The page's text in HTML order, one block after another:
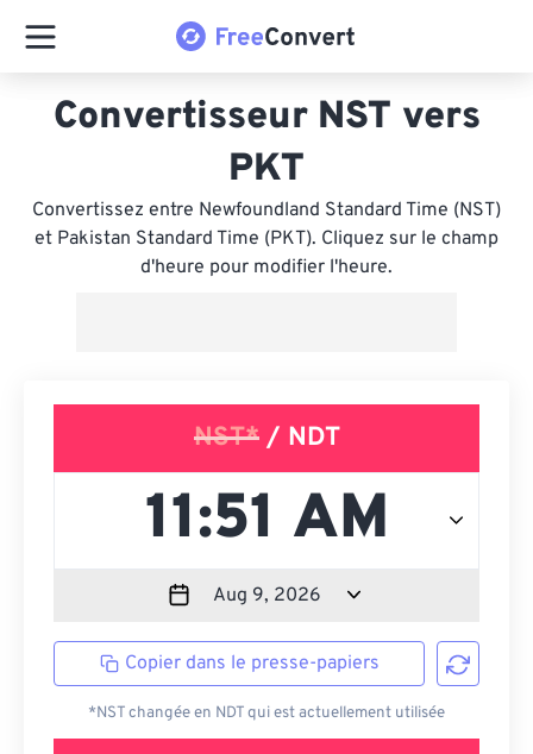
Convertisseur NST vers
PKT
Convertissez entre Newfoundland Standard Time (NST)
et Pakistan Standard Time (PKT). Cliquez sur le champ
d'heure pour modifier l'heure.
NST*/ NDT
Copier dans le presse-papiers
*NST changée en NDT qui est actuellement utilisée